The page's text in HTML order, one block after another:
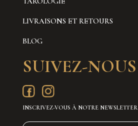
LIVRAISONS ET RETOURS
BLOG
SUIVEZ-NOUS
INSCRIVEZ-VOUS À NOTRE NEWSLETTER